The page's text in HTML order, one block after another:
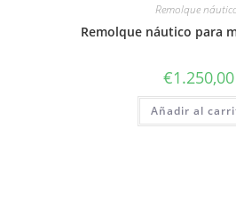
Remolque
Remolque náutico para
€1.250,00
Añadir al